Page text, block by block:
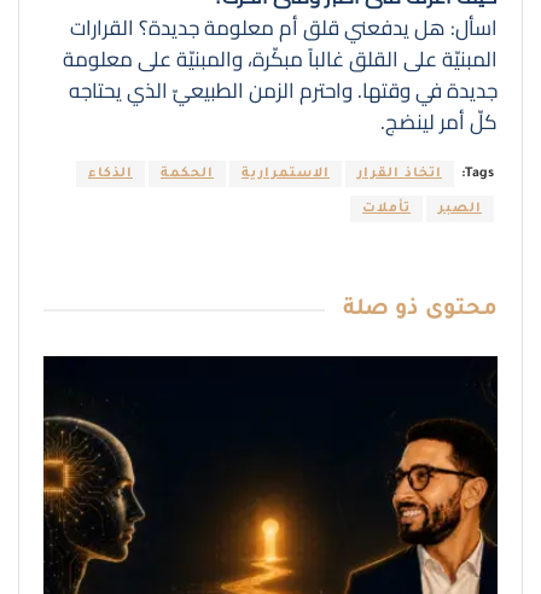
اسأل: هل يدفعني قلق أم معلومة جديدة؟ القرارات
المبنيّة على القلق غالباً مبكّرة، والمبنيّة على معلومة
جديدة في وقتها. واحترم الزمن الطبيعيّ الذي يحتاجه
كلّ أمر لينضج.
Tags: اتخاذ القرار الاستمرارية الحكمة الذكاء
الصبر تأملات
محتوى ذو صلة